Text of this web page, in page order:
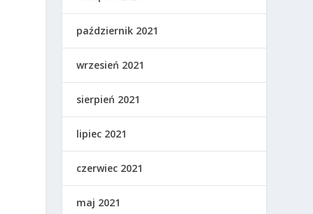
październik 2021
wrzesień 2021
sierpień 2021
lipiec 2021
czerwiec 2021
maj 2021